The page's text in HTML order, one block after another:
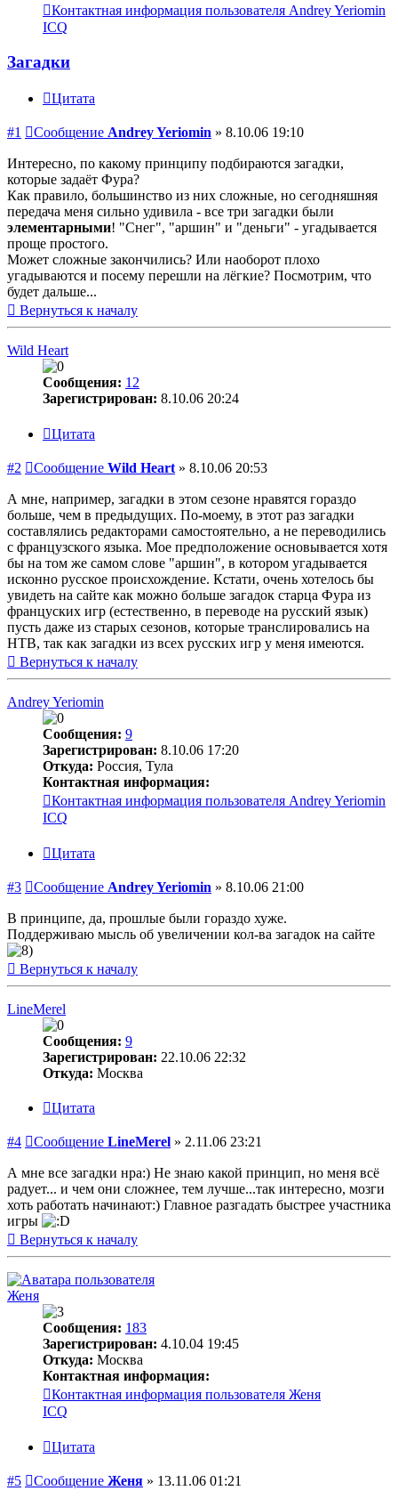
Контактная информация пользователя Andrey Yeriomin
ICQ
Загадки
Цитата
#1 Сообщение Andrey Yeriomin » 8.10.06 19:10
Интересно, по какому принципу подбираются загадки,
которые задаёт Фура?
Как правило, большинство из них сложные, но сегодняшняя
передача меня сильно удивила - все три загадки были
элементарными! "Снег", "аршин" и "деньги" - угадывается
проще простого.
Может сложные закончились? Или наоборот плохо
угадываются и посему перешли на лёгкие? Посмотрим, что
будет дальше...
Вернуться к началу
Wild Heart
Сообщения: 12
Зарегистрирован: 8.10.06 20:24
Цитата
#2 Сообщение Wild Heart » 8.10.06 20:53
А мне, например, загадки в этом сезоне нравятся гораздо
больше, чем в предыдущих. По-моему, в этот раз загадки
составлялись редакторами самостоятельно, а не переводились
с французского языка. Мое предположение основывается хотя
бы на том же самом слове "аршин", в котором угадывается
исконно русское происхождение. Кстати, очень хотелось бы
увидеть на сайте как можно больше загадок старца Фура из
француских игр (естественно, в переводе на русский язык)
пусть даже из старых сезонов, которые транслировались на
НТВ, так как загадки из всех русских игр у меня имеются.
Вернуться к началу
Andrey Yeriomin
Сообщения: 9
Зарегистрирован: 8.10.06 17:20
Откуда: Россия, Тула
Контактная информация:
Контактная информация пользователя Andrey Yeriomin
ICQ
Цитата
#3 Сообщение Andrey Yeriomin » 8.10.06 21:00
В принципе, да, прошлые были гораздо хуже.
Поддерживаю мысль об увеличении кол-ва загадок на сайте
Вернуться к началу
LineMerel
Сообщения: 9
Зарегистрирован: 22.10.06 22:32
Откуда: Москва
Цитата
#4 Сообщение LineMerel » 2.11.06 23:21
А мне все загадки нра:) Не знаю какой принцип, но меня всё
радует... и чем они сложнее, тем лучше...так интересно, мозги
хоть работать начинают:) Главное разгадать быстрее участника
игры
Вернуться к началу
Женя
Сообщения: 183
Зарегистрирован: 4.10.04 19:45
Откуда: Москва
Контактная информация:
Контактная информация пользователя Женя
ICQ
Цитата
#5 Сообщение Женя » 13.11.06 01:21